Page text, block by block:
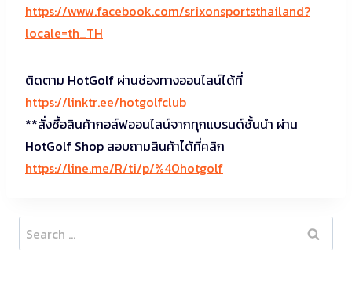
https://www.facebook.com/srixonsportsthailand?
locale=th_TH
ติดตาม HotGolf ผ่านช่องทางออนไลน์ได้ที่
https://linktr.ee/hotgolfclub
**สั่งซื้อสินค้ากอล์ฟออนไลน์จากทุกแบรนด์ชั้นนำ ผ่าน
HotGolf Shop สอบถามสินค้าได้ที่คลิก
https://line.me/R/ti/p/%40hotgolf
Search
for: